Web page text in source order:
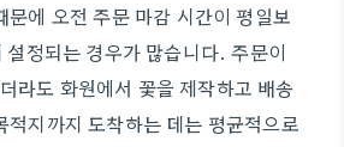
문에 오전 주문 마감 시간이 평일보
정되는 경우가 많습니다. 주문이
라도 화원에서 꽃을 제작하고 배송
적지까지 도착하는 데는 평균적으로